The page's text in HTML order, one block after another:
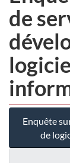
de
Enquête
de